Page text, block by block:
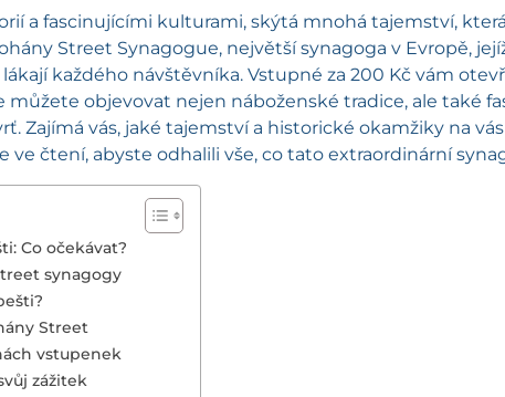
a fascinujícími kulturami, skýtá mnohá tajemství,
Street Synagogue, největší synagoga v Evropě,
každého návštěvníka. Vstupné za 200 Kč vám
objevovat nejen náboženské tradice, ale také
Zajímá vás, jaké tajemství a historické okamžiky na
ve čtení, abyste odhalili vše, co tato extraordinární
Co očekávat?
synagogy
Street
vstupenek
zážitek